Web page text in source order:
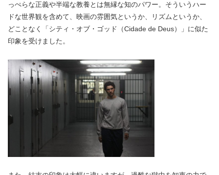
っぺらな正義や半端な教養とは無縁な知のパワー。そういうハー
ドな世界観を含めて、映画の雰囲気というか、リズムというか、
どことなく「シティ・オブ・ゴッド（Cidade de Deus）」に似た
印象を受けました。